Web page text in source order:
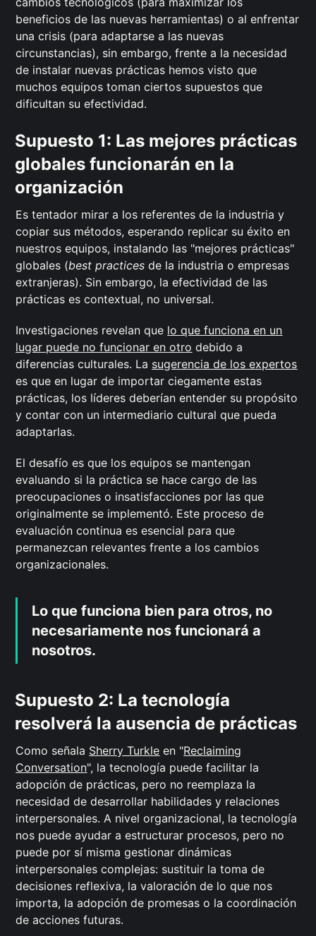
beneficios de las nuevas herramientas) o al enfrentar
una crisis (para adaptarse a las nuevas
circunstancias), sin embargo, frente a la necesidad
de instalar nuevas prácticas hemos visto que
muchos equipos toman ciertos supuestos que
dificultan su efectividad.
Supuesto 1: Las mejores prácticas
globales funcionarán en la
organización
Es tentador mirar a los referentes de la industria y
copiar sus métodos, esperando replicar su éxito en
nuestros equipos, instalando las "mejores prácticas"
globales (best practices de la industria o empresas
extranjeras). Sin embargo, la efectividad de las
prácticas es contextual, no universal.
Investigaciones revelan que lo que funciona en un
lugar puede no funcionar en otro debido a
diferencias culturales. La sugerencia de los expertos
es que en lugar de importar ciegamente estas
prácticas, los líderes deberían entender su propósito
y contar con un intermediario cultural que pueda
adaptarlas.
El desafío es que los equipos se mantengan
evaluando si la práctica se hace cargo de las
preocupaciones o insatisfacciones por las que
originalmente se implementó. Este proceso de
evaluación continua es esencial para que
permanezcan relevantes frente a los cambios
organizacionales.
Lo que funciona bien para otros, no
necesariamente nos funcionará a
nosotros.
Supuesto 2: La tecnología
resolverá la ausencia de prácticas
Como señala Sherry Turkle en "Reclaiming
Conversation", la tecnología puede facilitar la
adopción de prácticas, pero no reemplaza la
necesidad de desarrollar habilidades y relaciones
interpersonales. A nivel organizacional, la tecnología
nos puede ayudar a estructurar procesos, pero no
puede por sí misma gestionar dinámicas
interpersonales complejas: sustituir la toma de
decisiones reflexiva, la valoración de lo que nos
importa, la adopción de promesas o la coordinación
de acciones futuras.